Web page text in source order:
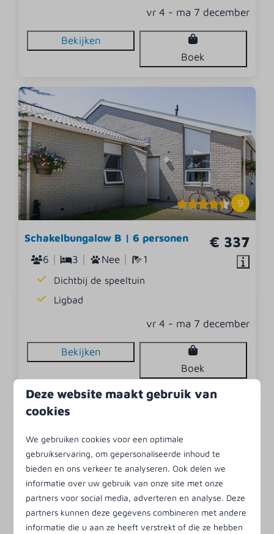
vr 4 - ma 7 december
Bekijken
Boek
9
€ 337
Schakelbungalow B | 6 personen
6
3 Nee 1
Dichtbij de speeltuin
Ligbad
vr 4 - ma 7 december
Bekijken
Boek
9
Deze website maakt gebruik van
cookies
We gebruiken cookies voor een optimale
gebruikservaring, om gepersonaliseerde inhoud te
bieden en ons verkeer te analyseren. Ook delen we
informatie over uw gebruik van onze site met onze
partners voor social media, adverteren en analyse. Deze
partners kunnen deze gegevens combineren met andere
informatie die u aan ze heeft verstrekt of die ze hebben